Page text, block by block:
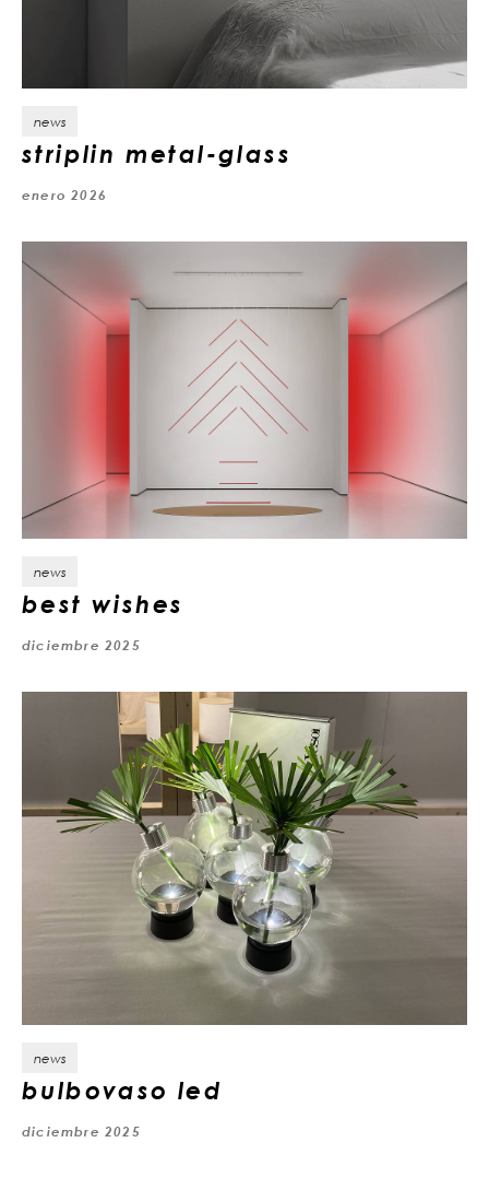
news
striplin metal-glass
enero 2026
news
best wishes
diciembre 2025
news
bulbovaso led
diciembre 2025